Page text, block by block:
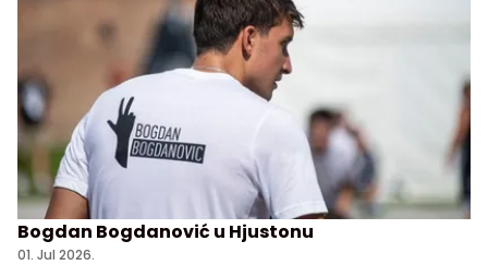
Bogdan Bogdanović u Hjustonu
01. Jul 2026.